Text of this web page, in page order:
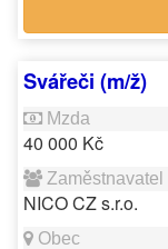
Svářeči (m/ž)
40 000 Kč
NICO CZ s.r.o.